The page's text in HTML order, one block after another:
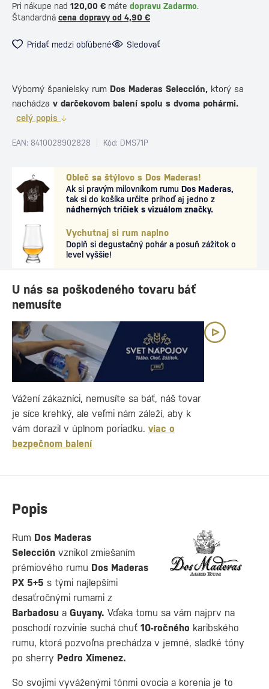
Pri nákupe nad 120,00 € máte dopravu Zadarmo.
Štandardná cena dopravy od 4,90 €
Pridať medzi obľúbené Sledovať
Obleč sa štýlovo s Dos Maderas!
Ak si pravým milovníkom rumu Dos Maderas,
tak si do košíka určite prihoď aj jedno z
nádherných tričiek s vizuálom značky.
Vychutnaj si rum naplno
Doplň si degustačný pohár a posuň zážitok o
level vyššie!
Výborný španielsky rum Dos Maderas Selección, ktorý sa
nachádza v darčekovom balení spolu s dvoma pohármi.
celý popis
EAN: 8410028902828 Kód: DMS71P
Popis
Rum Dos Maderas
Selección vznikol zmiešaním
prémiového rumu Dos Maderas
PX 5+5 s tými najlepšími
desaťročnými rumami z
Barbadosu a Guyany. Vďaka tomu sa vám najprv na
poschodí rozvinie suchá chuť 10-ročného karibského
rumu, ktorá pozvoľna prechádza v jemné, sladké tóny
po sherry Pedro Ximenez.
So svojimi vyváženými tónmi ovocia a korenia je to
U nás sa poškodeného tovaru báť
nemusíte
Vážení zákazníci, nemusíte sa báť, náš tovar
je síce krehký, ale veľmi nám záleží, aby k
vám dorazil v úplnom poriadku. viac o
bezpečnom balení